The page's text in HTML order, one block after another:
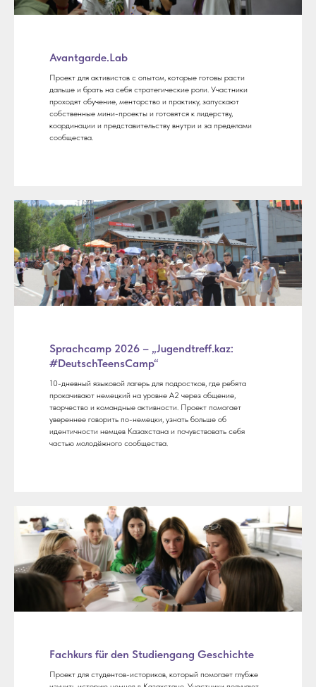
Avantgarde.Lab
Проект для активистов с опытом, которые готовы расти
дальше и брать на себя стратегические роли. Участники
проходят обучение, менторство и практику, запускают
собственные мини-проекты и готовятся к лидерству,
координации и представительству внутри и за пределами
сообщества.
Sprachcamp 2026 – „Jugendtreff.kaz:
#DeutschTeensCamp“
10-дневный языковой лагерь для подростков, где ребята
прокачивают немецкий на уровне A2 через общение,
творчество и командные активности. Проект помогает
увереннее говорить по-немецки, узнать больше об
идентичности немцев Казахстана и почувствовать себя
частью молодёжного сообщества.
Fachkurs für den Studiengang Geschichte
Проект для студентов-историков, который помогает глубже